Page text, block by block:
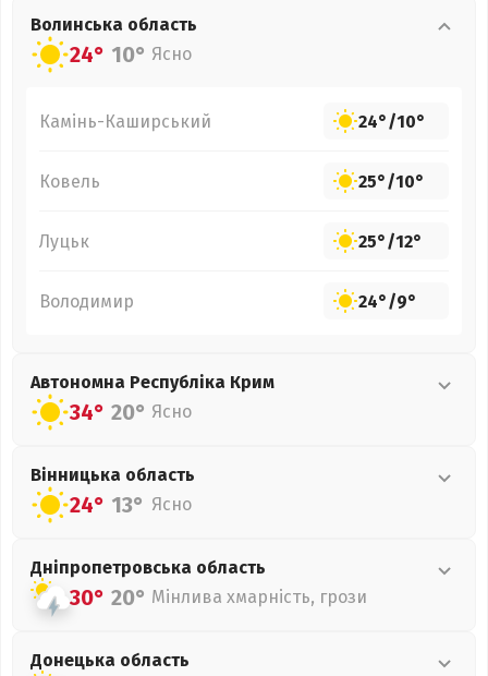
Волинська область
24° 10° Ясно
Камінь-Каширський 24°/10°
Ковель 25°/10°
Луцьк 25°/12°
Володимир 24°/9°
Автономна Республіка Крим
34° 20° Ясно
Вінницька область
24° 13° Ясно
Дніпропетровська область
30° 20° Мінлива хмарність, грози
Донецька область